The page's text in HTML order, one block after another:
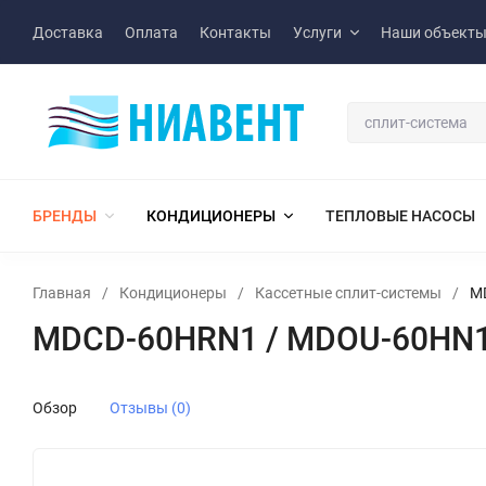
Доставка Оплата Контакты Услуги Наши объекты
БРЕНДЫ КОНДИЦИОНЕРЫ ТЕПЛОВЫЕ НАСОСЫ
Главная / Кондиционеры / Кассетные сплит-системы /
MDCD-60HRN1 / MDOU-
Обзор Отзывы (0)